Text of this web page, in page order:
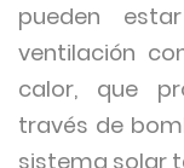
pueden
ventilación
calor, que
través de
sistema solar